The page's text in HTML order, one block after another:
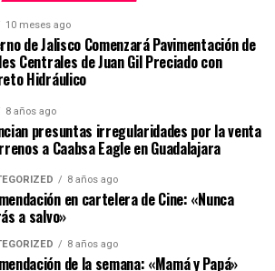
10 meses ago
de Jalisco Comenzará Pavimentación de
Centrales de Juan Gil Preciado con
Hidráulico
8 años ago
presuntas irregularidades por la venta
a Caabsa Eagle en Guadalajara
8 años ago
en cartelera de Cine: «Nunca
a salvo»
8 años ago
de la semana: «Mamá y Papá»